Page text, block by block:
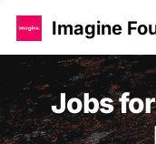
Imagine
Jobs